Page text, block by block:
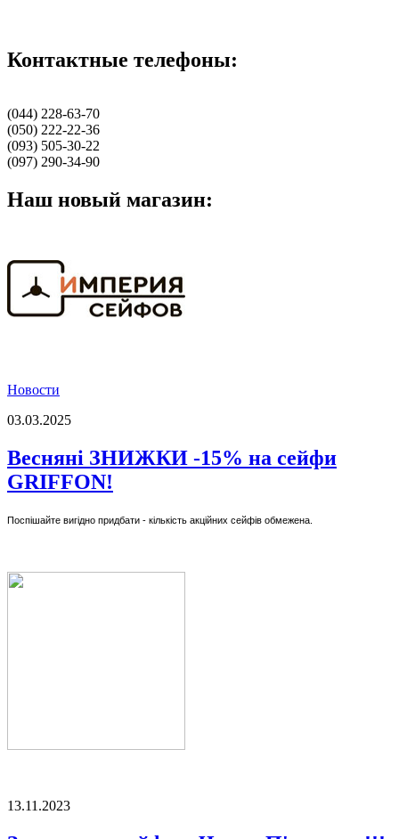
Контактные телефоны:
(044) 228-63-70
(050) 222-22-36
(093) 505-30-22
(097) 290-34-90
Наш новый магазин:
Новости
03.03.2025
Весняні ЗНИЖКИ -15% на сейфи
GRIFFON!
Поспішайте вигідно придбати - кількість акційних сейфів обмежена.
13.11.2023